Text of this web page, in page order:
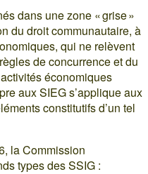
dans une zone « grise »
du droit communautaire, à
qui ne relèvent
de concurrence et du
économiques
aux SIEG s’applique aux
constitutifs d’un tel
la Commission
types des SSIG :